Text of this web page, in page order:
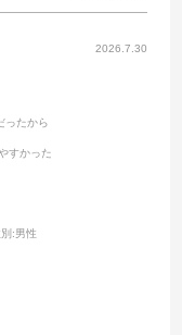
2026.7.30
ったから
すかった
:男性